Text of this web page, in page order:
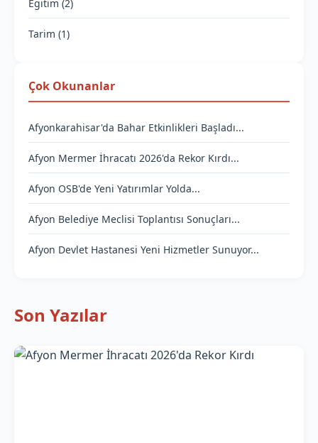
Egitim (2)
Tarim (1)
Çok Okunanlar
Afyonkarahisar'da Bahar Etkinlikleri Başladı...
Afyon Mermer İhracatı 2026'da Rekor Kırdı...
Afyon OSB'de Yeni Yatırımlar Yolda...
Afyon Belediye Meclisi Toplantısı Sonuçları...
Afyon Devlet Hastanesi Yeni Hizmetler Sunuyor...
Son Yazılar